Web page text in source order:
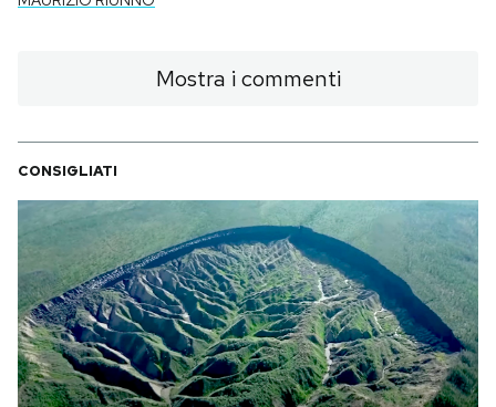
Mostra i commenti
CONSIGLIATI